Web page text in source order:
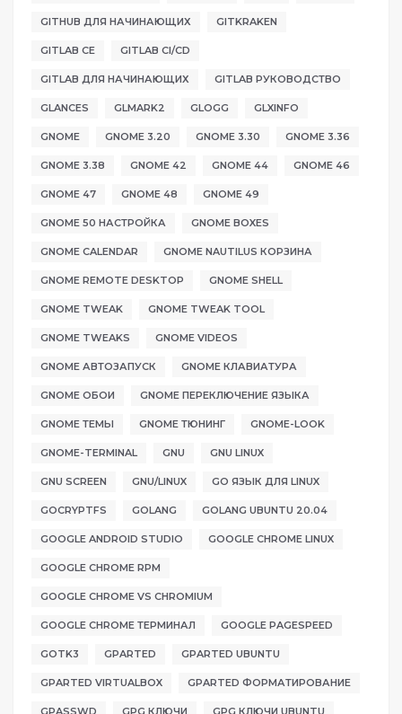
GITHUB ДЛЯ НАЧИНАЮЩИХ GITKRAKEN
GITLAB CE GITLAB CI/CD
GITLAB ДЛЯ НАЧИНАЮЩИХ GITLAB РУКОВОДСТВО
GLANCES GLMARK2 GLOGG GLXINFO
GNOME GNOME 3.20 GNOME 3.30 GNOME 3.36
GNOME 3.38 GNOME 42 GNOME 44 GNOME 46
GNOME 47 GNOME 48 GNOME 49
GNOME 50 НАСТРОЙКА GNOME BOXES
GNOME CALENDAR GNOME NAUTILUS КОРЗИНА
GNOME REMOTE DESKTOP GNOME SHELL
GNOME TWEAK GNOME TWEAK TOOL
GNOME TWEAKS GNOME VIDEOS
GNOME АВТОЗАПУСК GNOME КЛАВИАТУРА
GNOME ОБОИ GNOME ПЕРЕКЛЮЧЕНИЕ ЯЗЫКА
GNOME ТЕМЫ GNOME ТЮНИНГ GNOME-LOOK
GNOME-TERMINAL GNU GNU LINUX
GNU SCREEN GNU/LINUX GO ЯЗЫК ДЛЯ LINUX
GOCRYPTFS GOLANG GOLANG UBUNTU 20.04
GOOGLE ANDROID STUDIO GOOGLE CHROME LINUX
GOOGLE CHROME RPM
GOOGLE CHROME VS CHROMIUM
GOOGLE CHROME ТЕРМИНАЛ GOOGLE PAGESPEED
GOTK3 GPARTED GPARTED UBUNTU
GPARTED VIRTUALBOX GPARTED ФОРМАТИРОВАНИЕ
GPASSWD GPG КЛЮЧИ GPG КЛЮЧИ UBUNTU